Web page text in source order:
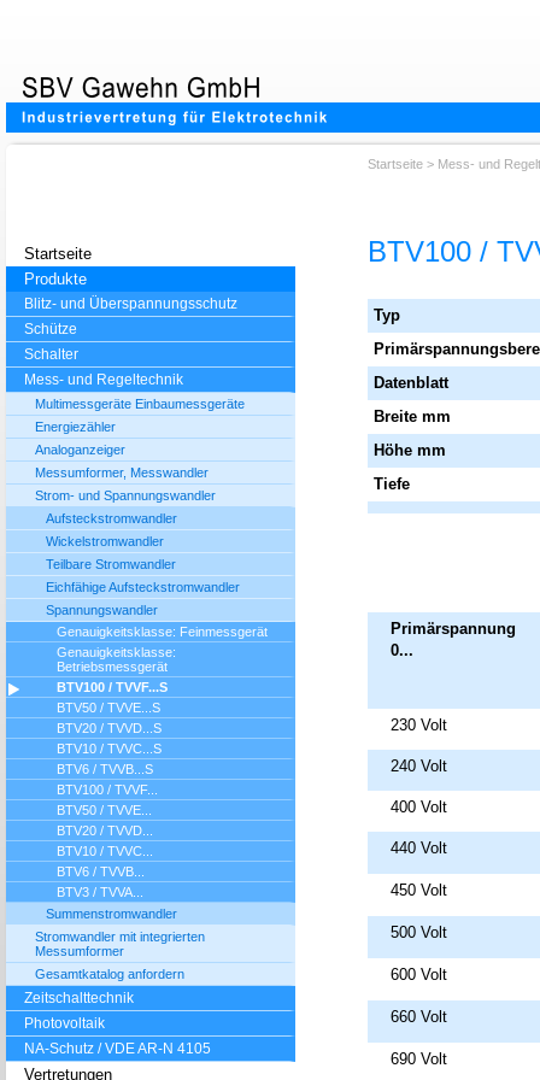
Startseite
Produkte
Blitz- und Überspannungsschutz
Schütze
Schalter
Mess- und Regeltechnik
Multimessgeräte Einbaumessgeräte
Energiezähler
Analoganzeiger
Messumformer, Messwandler
Strom- und Spannungswandler
Aufsteckstromwandler
Wickelstromwandler
Teilbare Stromwandler
Eichfähige Aufsteckstromwandler
Spannungswandler
Genauigkeitsklasse: Feinmessgerät
Genauigkeitsklasse:
Betriebsmessgerät
BTV100 / TVVF...S
BTV50 / TVVE...S
BTV20 / TVVD...S
BTV10 / TVVC...S
BTV6 / TVVB...S
BTV100 / TVVF...
BTV50 / TVVE...
BTV20 / TVVD...
BTV10 / TVVC...
BTV6 / TVVB...
BTV3 / TVVA...
Summenstromwandler
Stromwandler mit integrierten
Messumformer
Gesamtkatalog anfordern
Zeitschalttechnik
Photovoltaik
NA-Schutz / VDE AR-N 4105
Vertretungen
Startseite > Mess- und
BTV100 /
Typ
Datenblatt
Breite mm
Höhe mm
Tiefe
Primärspannung
0...
230 Volt
240 Volt
400 Volt
440 Volt
450 Volt
500 Volt
600 Volt
660 Volt
690 Volt